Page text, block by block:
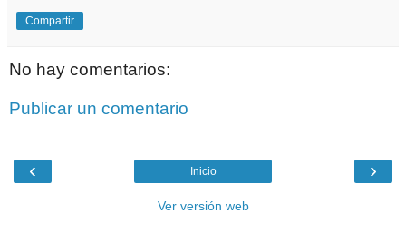
Compartir
No hay comentarios:
Publicar un comentario
‹ ›
Inicio
Ver versión web